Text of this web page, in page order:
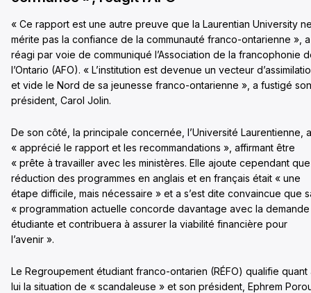
« Ce rapport est une autre preuve que la Laurentian University
mérite pas la confiance de la communauté franco-ontarienne », a
réagi par voie de communiqué l’Association de la francophonie
l’Ontario (AFO). « L’institution est devenue un vecteur
et vide le Nord de sa jeunesse franco-ontarienne », a fustigé son
président, Carol Jolin.
De son côté, la principale concernée, l’Université Laurentienne, a
« apprécié le rapport et les recommandations », affirmant être
« prête à travailler avec les ministères. Elle ajoute cependant
réduction des programmes en anglais et en français était « une
étape difficile, mais nécessaire » et a s’est dite convaincue que
« programmation actuelle concorde davantage avec la demande
étudiante et contribuera à assurer la viabilité financière pour
l’avenir ».
Le Regroupement étudiant franco-ontarien (RÉFO) qualifie quant
lui la situation de « scandaleuse » et son président, Ephrem